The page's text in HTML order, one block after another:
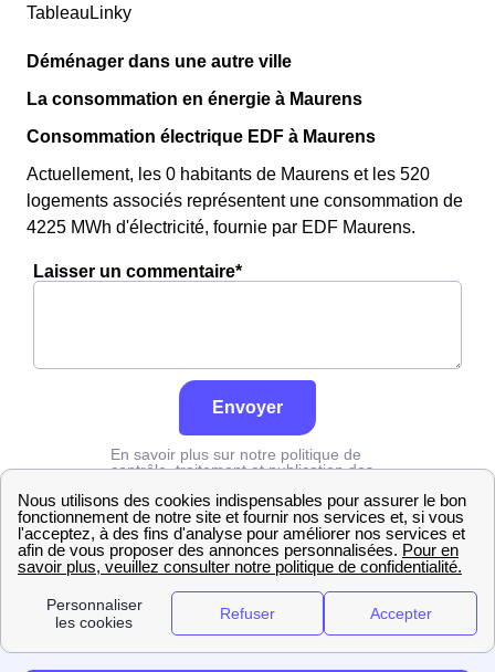
TableauLinky
Déménager dans une autre ville
La consommation en énergie à Maurens
Consommation électrique EDF à Maurens
Actuellement, les 0 habitants de Maurens et les 520
logements associés représentent une consommation de
4225 MWh d'électricité, fournie par EDF Maurens.
Laisser un commentaire*
Envoyer
En savoir plus sur notre politique de
contrôle, traitement et publication des
Edf Dordogne Maurens